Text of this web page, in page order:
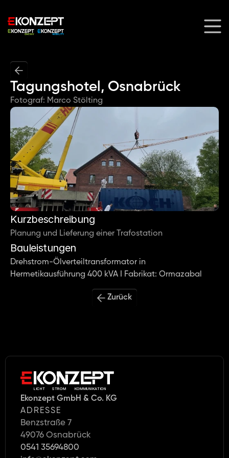
Tagungshotel, Osnabrück
Fotograf: Marco Stölting
Kurzbeschreibung
Planung und Lieferung einer Trafostation
Bauleistungen
Drehstrom-Ölverteiltransformator in
Hermetikausführung 400 kVA I Fabrikat: Ormazabal
Zurück
LICHT     STROM      KOMMUNIKATION
Ekonzept GmbH & Co. KG
ADRESSE
Benzstraße 7
49076 Osnabrück
0541 35694800